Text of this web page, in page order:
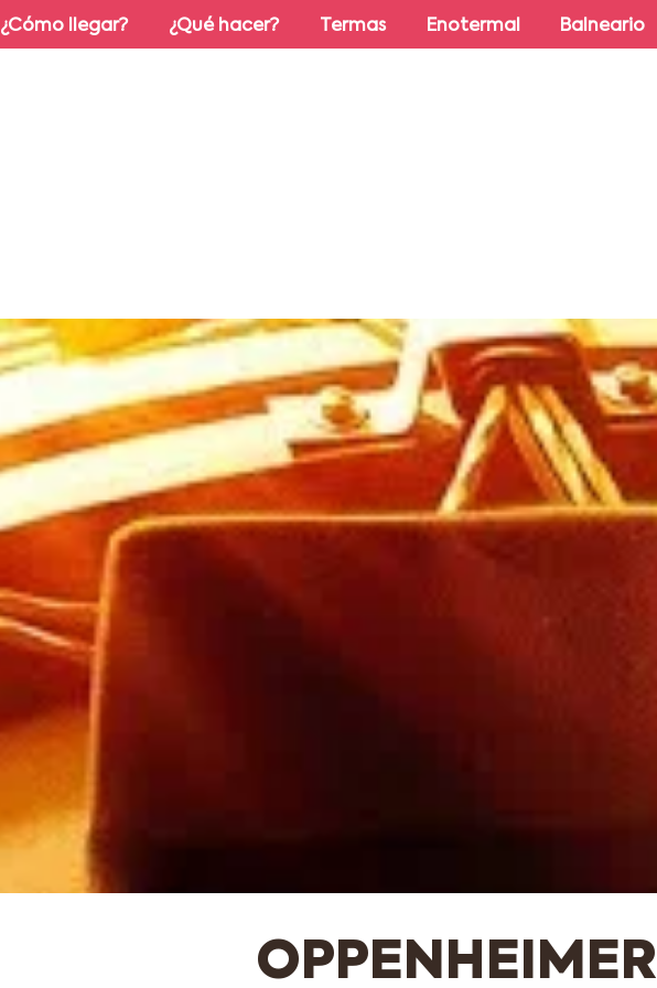
¿Cómo llegar? ¿Qué hacer? Termas Enotermal Balneario
OPPENHEIMER